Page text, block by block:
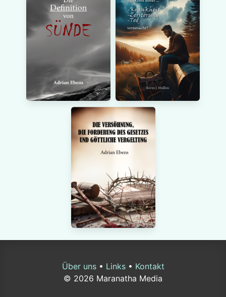
Über uns• Links• Kontakt
© 2026 Maranatha Media